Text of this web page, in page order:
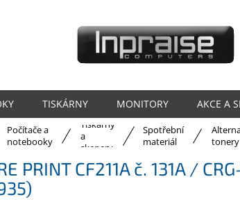
TISKÁRNY MONITORY AKCE A
Počítače a
notebooky
Tiskárny
a
skenery
Spotřební
materiál
tonery
PRINT CF211A č. 131A /